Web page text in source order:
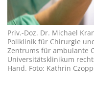
Priv.-Doz. Dr. Michael
Poliklinik für Chirurgie
Zentrums für ambulante
Universitätsklinikum
Hand. Foto: Kathrin